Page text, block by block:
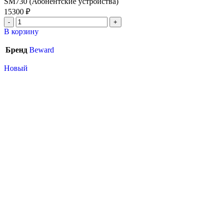
15300 ₽
В корзину
Бренд Beward
Новый